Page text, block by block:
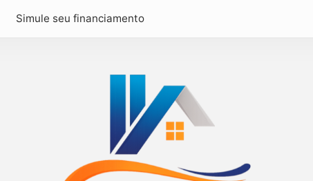
Simule seu financiamento